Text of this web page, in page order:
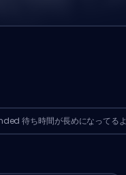
待ち時間が長めになってるよ